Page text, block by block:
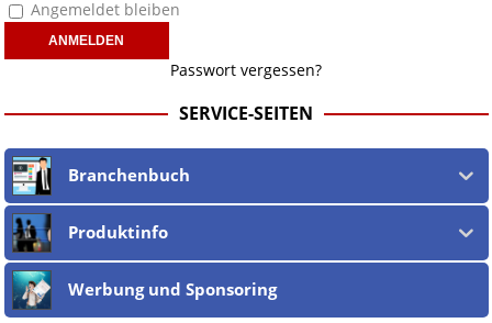
Wir sindnicht verantwortlich für die Offenlegung persönlicher
Daten beteiligter jur. wie phys. Personen
Webseiten, sowie in den URLs und deren Linktext.
Ebenso teilen wir nicht zwingend deren Ansichten, sondern machen die
für alle jur. wie phys. Personen und alle
Vorwürfe gegen jene geltend. Dies gilt insbesondere für die eigene
Berichterstattung, welche nach demöst. Mediengesetzerfolgt, soweit
wir als Nicht-Juristen dieses verstehen.
Wir stehen nicht in (ge)werblichen Zusammenhang mit uo. zu den
Betreibern der verlinkten Webseiten.
Etwaige Empfehlungen in diesem Bericht sind
keine Rechtsberatung!
Der Begriff "
u.o. ausschließlich von (meist ungerechtfertigten, überzogenen,
rechtlich fragwürdigen) Abmahnungen leben und soll keine
Herabwürdigung von Kanzleien darstellen, welche dies innerhalb
Angemeldet bleiben
Passwort vergessen?
SERVICE-SEITEN
Branchenbuch
Produktinfo
Werbung und Sponsoring